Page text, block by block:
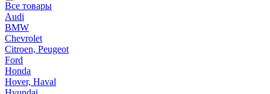
Все товары
Audi
BMW
Chevrolet
Citroen, Peugeot
Ford
Honda
Hover, Haval